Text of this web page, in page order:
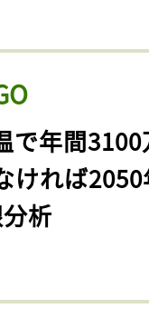
で年間
ければ
析